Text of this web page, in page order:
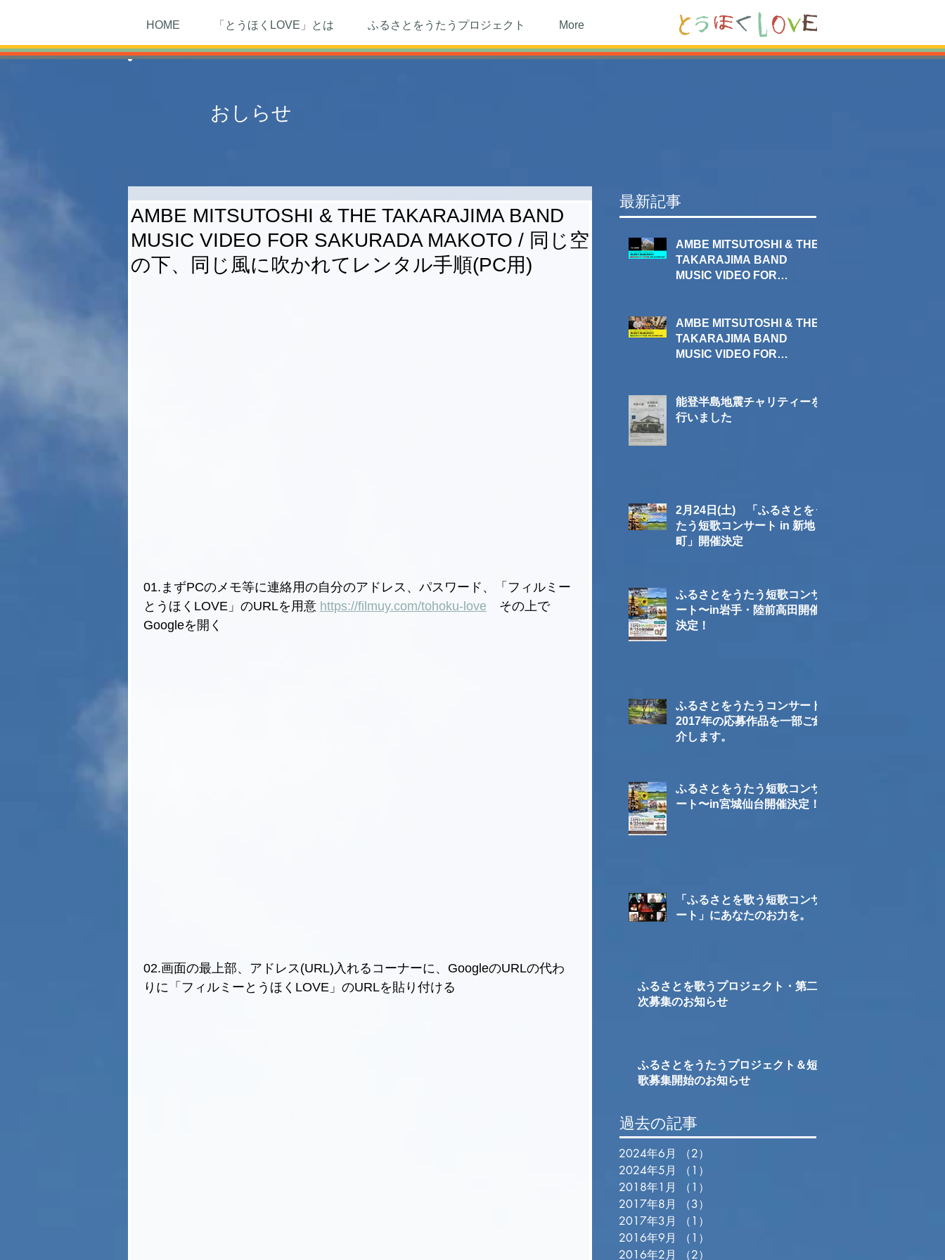
HOME 「とうほくLOVE」とは ふるさとをうたうプロジェクト More
おしらせ
AMBE MITSUTOSHI & THE TAKARAJIMA BAND
MUSIC VIDEO FOR SAKURADA MAKOTO / 同じ空
の下、同じ風に吹かれて​レンタル手順(PC用)
01.まずPCのメモ等に連絡用の自分のアドレス、パスワード、「フィルミー
とうほくLOVE」のURLを用意 https://filmuy.com/tohoku-love その上で
Googleを開く
02.画面の最上部、アドレス(URL)入れるコーナーに、GoogleのURLの代わ
りに「フィルミーとうほくLOVE」のURLを貼り付ける
最新記事
AMBE MITSUTOSHI & THE
TAKARAJIMA BAND
MUSIC VIDEO FOR
レンタル手順(スマホ用)
AMBE MITSUTOSHI & THE
TAKARAJIMA BAND
MUSIC VIDEO FOR
レンタル手順(PC用)
能登半島地震チャリティーを
行いました
2月24日(土) 「ふるさとをう
たう短歌コンサート in 新地
町」開催決定
ふるさとをうたう短歌コンサ
ート〜in岩手・陸前高田開催
決定！
ふるさとをうたうコンサート
2017年の応募作品を一部ご紹
介します。
ふるさとをうたう短歌コンサ
ート〜in宮城仙台開催決定！
「ふるさとを歌う短歌コンサ
ート」にあなたのお力を。
ふるさとを歌うプロジェクト・第二
次募集のお知らせ
ふるさとをうたうプロジェクト＆短
歌募集開始のお知らせ
過去の記事
2024年6月 （2）
2024年5月
（1）
2018年1月
（1）
2017年8月
（3）
2017年3月
（1）
2016年9月
（1）
2016年2月
（2）